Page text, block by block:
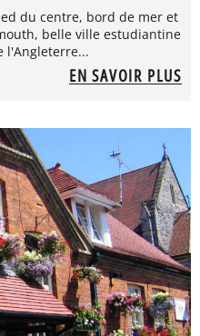
du centre, bord de mer et
belle ville estudiantine
l'Angleterre...
EN SAVOIR PLUS